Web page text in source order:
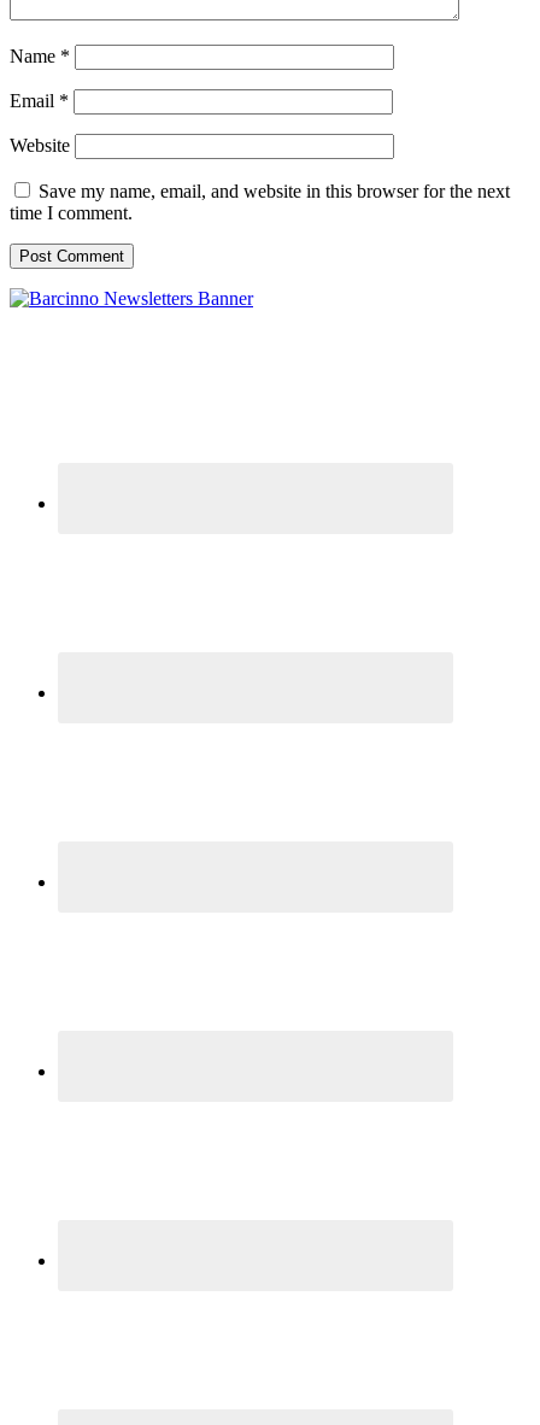
Name *
Email *
Website
Save my name, email, and website in this browser for the next
time I comment.